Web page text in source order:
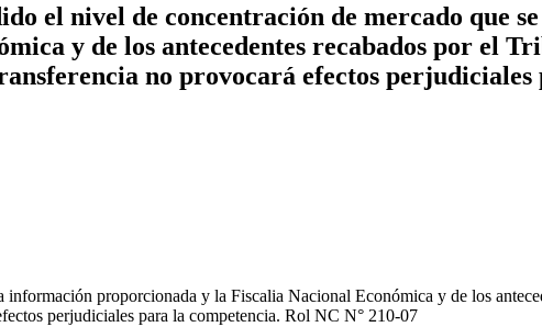
el nivel de concentración de mercado que
y de los antecedentes recabados por el
no provocará efectos
proporcionada y la Fiscalia Nacional Económica y de los
perjudiciales para la competencia. Rol NC N° 210-07